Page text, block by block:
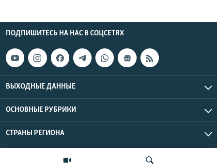
ПОДПИШИТЕСЬ НА НАС В СОЦСЕТЯХ
ВЫХОДНЫЕ ДАННЫЕ
ОСНОВНЫЕ РУБРИКИ
СТРАНЫ РЕГИОНА
Азаттык Азия © 2026 RFE/RL, Inc. | Все права защищены.